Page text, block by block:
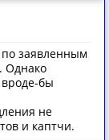
заявленным
Однако
бы
не
и каптчи.